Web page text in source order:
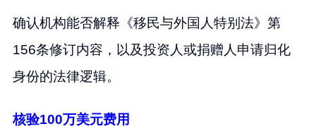
确认机构能否解释《移民与外国人特别法》第
156条修订内容，以及投资人或捐赠人申请归化
身份的法律逻辑。
核验100万美元费用